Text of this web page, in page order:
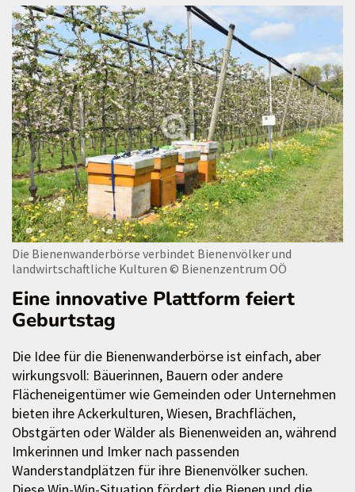
Die Bienenwanderbörse verbindet Bienenvölker und
landwirtschaftliche Kulturen © Bienenzentrum OÖ
Eine innovative Plattform feiert
Geburtstag
Die Idee für die Bienenwanderbörse ist einfach, aber
wirkungsvoll: Bäuerinnen, Bauern oder andere
Flächeneigentümer wie Gemeinden oder Unternehmen
bieten ihre Ackerkulturen, Wiesen, Brachflächen,
Obstgärten oder Wälder als Bienenweiden an, während
Imkerinnen und Imker nach passenden
Wanderstandplätzen für ihre Bienenvölker suchen.